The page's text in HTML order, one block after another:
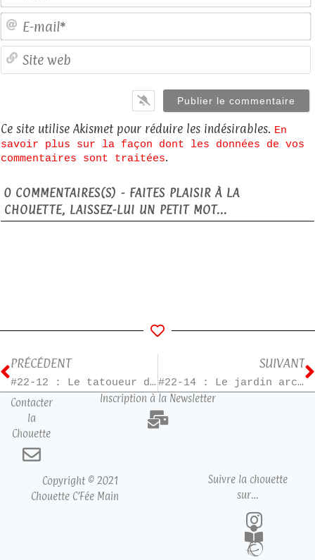
Ce site utilise Akismet pour réduire les indésirables. En
savoir plus sur la façon dont les données de vos
commentaires sont traitées.
0 COMMENTAIRES(S) - FAITES PLAISIR À LA
CHOUETTE, LAISSEZ-LUI UN PETIT MOT...
PRÉCÉDENT
#22-12 : Le tatoueur d’Auschwitz
SUIVANT
#22-14 : Le jardin arc-en-ciel
Contacter
la
Chouette
Inscription à la Newsletter
Copyright © 2021
Chouette C’Fée Main
Suivre la chouette
sur…